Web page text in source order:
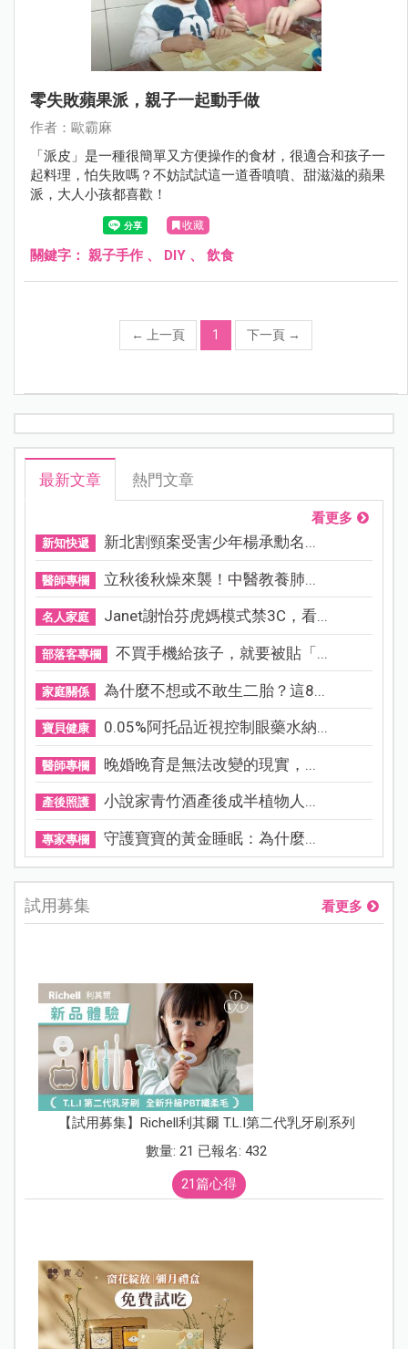
零失敗蘋果派，親子一起動手做
作者：歐霸麻
「派皮」是一種很簡單又方便操作的食材，很適合和孩子一
起料理，怕失敗嗎？不妨試試這一道香噴噴、甜滋滋的蘋果
派，大人小孩都喜歡！
收藏
關鍵字： 親子手作 、 DIY 、 飲食
← 上一頁 1 下一頁 →
最新文章 熱門文章
看更多
新知快遞 新北割頸案受害少年楊承勳名...
醫師專欄 立秋後秋燥來襲！中醫教養肺...
名人家庭 Janet謝怡芬虎媽模式禁3C，看...
部落客專欄 不買手機給孩子，就要被貼「...
家庭關係 為什麼不想或不敢生二胎？這8...
寶貝健康 0.05%阿托品近視控制眼藥水納...
醫師專欄 晚婚晚育是無法改變的現實，...
產後照護 小說家青竹酒產後成半植物人...
專家專欄 守護寶寶的黃金睡眠：為什麼...
試用募集 看更多
【試用募集】Richell利其爾 T.L.I第二代乳牙刷系列
數量: 21 已報名: 432
21篇心得